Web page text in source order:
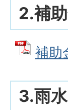
2.補
補助
3.雨